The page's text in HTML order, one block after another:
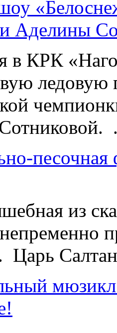
Аделины
в КРК
ледовую
песочная
из
Царь